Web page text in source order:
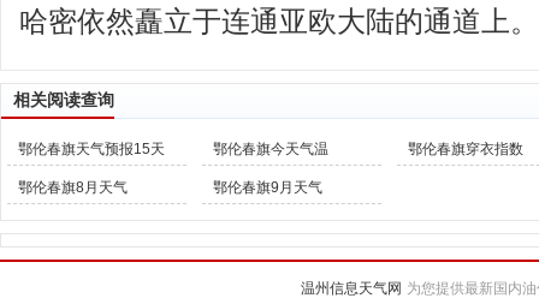
哈密依然矗立于连通亚欧大陆的通道上。
相关阅读查询
鄂伦春旗天气预报15天 鄂伦春旗今天气温 鄂伦春旗穿衣指数
鄂伦春旗8月天气 鄂伦春旗9月天气
温州信息天气网 为您提供最新国内